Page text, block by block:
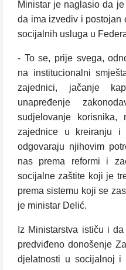
Ministar je naglasio da
da ima izvediv i postojan
socijalnih usluga u
- To se, prije svega,
na institucionalni
zajednici, jačanje
unapređenje
sudjelovanje
zajednice u kreiranju i
odgovaraju njihovim
nas prema reformi i
socijalne zaštite koji je
prema sistemu koji se
je ministar Delić.
Iz Ministarstva ističu i
predviđeno donošenje
djelatnosti u socijalnoj